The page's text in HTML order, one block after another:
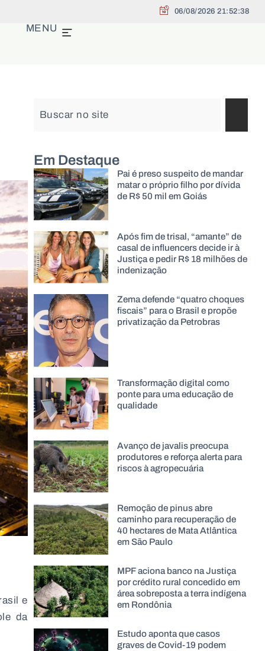
06/08/2026 21:52:39
MENU
e
da
Em Destaque
Pai é preso suspeito de mandar
matar o próprio filho por dívida
de R$ 50 mil em Goiás
Após fim de trisal, “amante” de
casal de influencers decide ir à
Justiça e pedir R$ 18 milhões de
indenização
Zema defende “quatro choques
fiscais” para o Brasil e propõe
privatização da Petrobras
Transformação digital como
ponte para uma educação de
qualidade
Avanço de javalis preocupa
produtores e reforça alerta para
riscos à agropecuária
Remoção de pinus abre
caminho para recuperação de
40 hectares de Mata Atlântica
em São Paulo
MPF aciona banco na Justiça
por crédito rural concedido em
área sobreposta a terra indígena
em Rondônia
Estudo aponta que casos
graves de Covid-19 podem